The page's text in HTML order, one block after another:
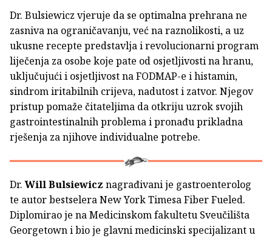
Dr. Bulsiewicz vjeruje da se optimalna prehrana ne
zasniva na ograničavanju, već na raznolikosti, a uz
ukusne recepte predstavlja i revolucionarni program
liječenja za osobe koje pate od osjetljivosti na hranu,
uključujući i osjetljivost na FODMAP-e i histamin,
sindrom iritabilnih crijeva, nadutost i zatvor. Njegov
pristup pomaže čitateljima da otkriju uzrok svojih
gastrointestinalnih problema i pronađu prikladna
rješenja za njihove individualne potrebe.
Dr.Will Bulsiewicz nagrađivani je gastroenterolog
te autor bestselera New York Timesa Fiber Fueled.
Diplomirao je na Medicinskom fakultetu Sveučilišta
Georgetown i bio je glavni medicinski specijalizant u